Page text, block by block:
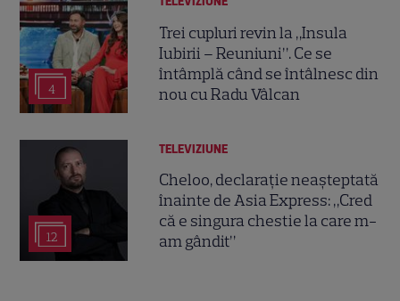
4
Trei cupluri revin la „Insula
Iubirii – Reuniuni”. Ce se
întâmplă când se întâlnesc din
nou cu Radu Vâlcan
12
TELEVIZIUNE
Cheloo, declarație neașteptată
înainte de Asia Express: „Cred
că e singura chestie la care m-
am gândit”